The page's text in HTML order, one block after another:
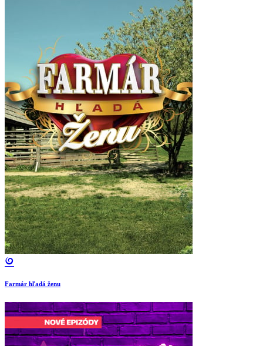
Farmár hľadá ženu